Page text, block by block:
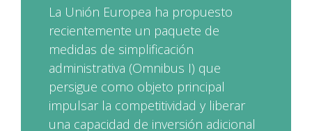
La Unión Europea ha propuesto
recientemente un paquete de
medidas de simplificación
administrativa (Omnibus I) que
persigue como objeto principal
impulsar la competitividad y liberar
una capacidad de inversión adicional